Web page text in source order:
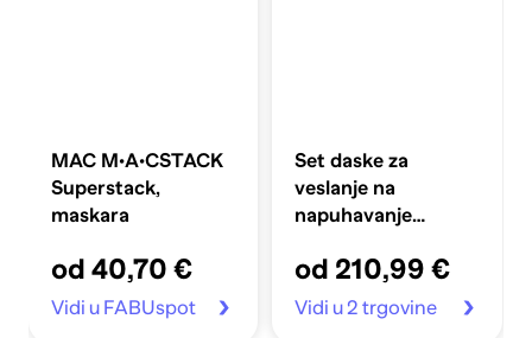
MAC M·A·CSTACK
Superstack,
maskara
od 40,70 €
Vidi u FABUspot
Set daske za
veslanje na
napuhavanje
plavi
od 210,99 €
Vidi u 2 trgovine